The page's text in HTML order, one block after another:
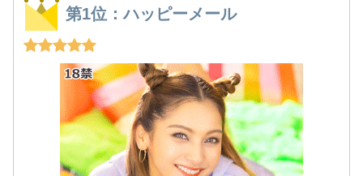
第1位：ハッピーメール